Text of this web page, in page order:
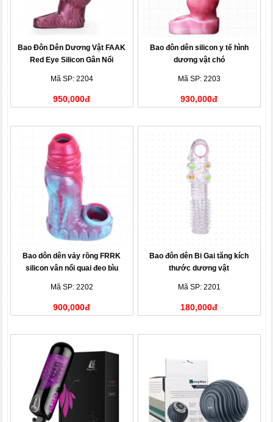
Bao Đôn Dên Dương Vật FAAK
Red Eye Silicon Gân Nổi
Mã SP: 2204
950,000đ
Bao đôn dên silicon y tế hình
dương vật chó
Mã SP: 2203
930,000đ
Bao dôn dên vảy rồng FRRK
silicon vân nổi quai đeo bìu
Mã SP: 2202
900,000đ
Bao đôn dên Bi Gai tăng kích
thước dương vật
Mã SP: 2201
180,000đ